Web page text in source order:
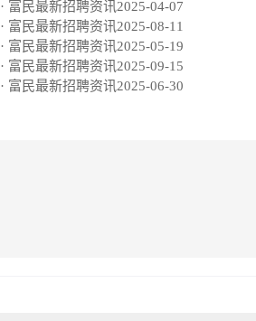
· 富民最新招聘资讯2025-04-07
· 富民最新招聘资讯2025-08-11
· 富民最新招聘资讯2025-05-19
· 富民最新招聘资讯2025-09-15
· 富民最新招聘资讯2025-06-30